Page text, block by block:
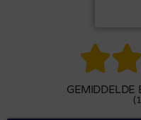

GEMIDDELDE